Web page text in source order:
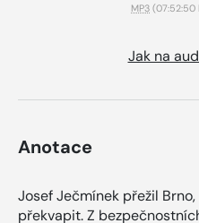
MP3 (07:52:50
Jak na
Anotace
Josef Ječmínek přežil
překvapit. Z